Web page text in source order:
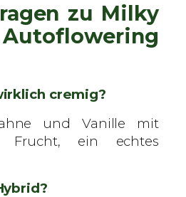
zu Milky
cremig?
und Vanille mit
Frucht, ein echtes